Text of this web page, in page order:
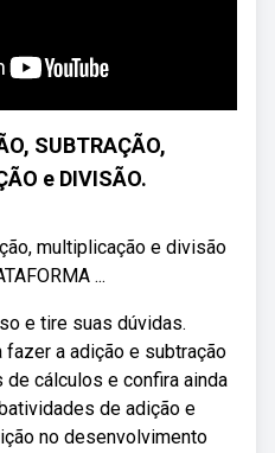
SUBTRAÇÃO,
e DIVISÃO.
multiplicação e divisão
...
e tire suas dúvidas.
fazer a adição e subtração
cálculos e confira ainda
de adição e
no desenvolvimento